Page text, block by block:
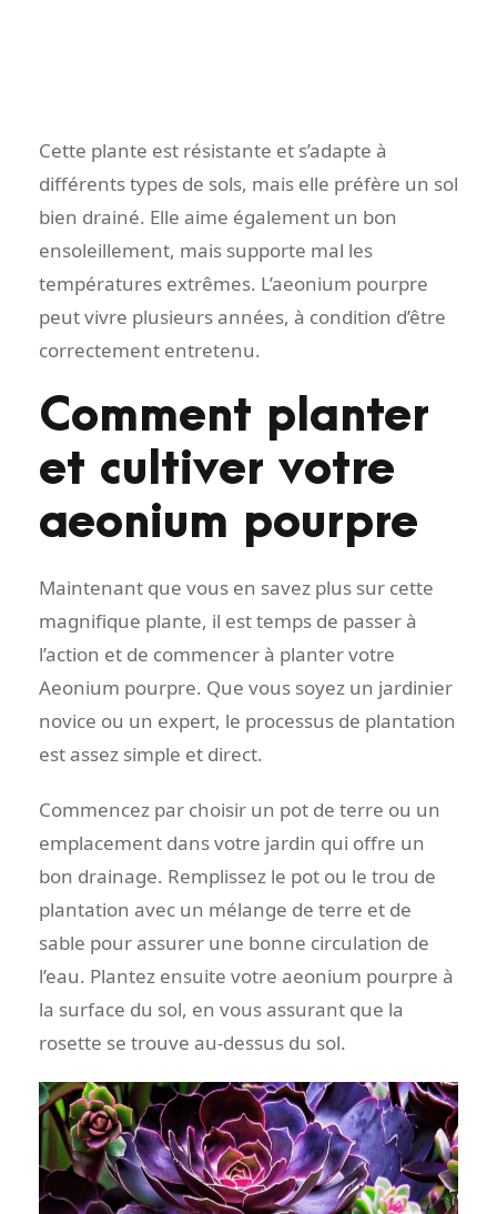
Cette plante est résistante et s’adapte à
différents types de sols, mais elle préfère un sol
bien drainé. Elle aime également un bon
ensoleillement, mais supporte mal les
températures extrêmes. L’aeonium pourpre
peut vivre plusieurs années, à condition d’être
correctement entretenu.
Comment planter
et cultiver votre
aeonium pourpre
Maintenant que vous en savez plus sur cette
magnifique plante, il est temps de passer à
l’action et de commencer à planter votre
Aeonium pourpre. Que vous soyez un jardinier
novice ou un expert, le processus de plantation
est assez simple et direct.
Commencez par choisir un pot de terre ou un
emplacement dans votre jardin qui offre un
bon drainage. Remplissez le pot ou le trou de
plantation avec un mélange de terre et de
sable pour assurer une bonne circulation de
l’eau. Plantez ensuite votre aeonium pourpre à
la surface du sol, en vous assurant que la
rosette se trouve au-dessus du sol.